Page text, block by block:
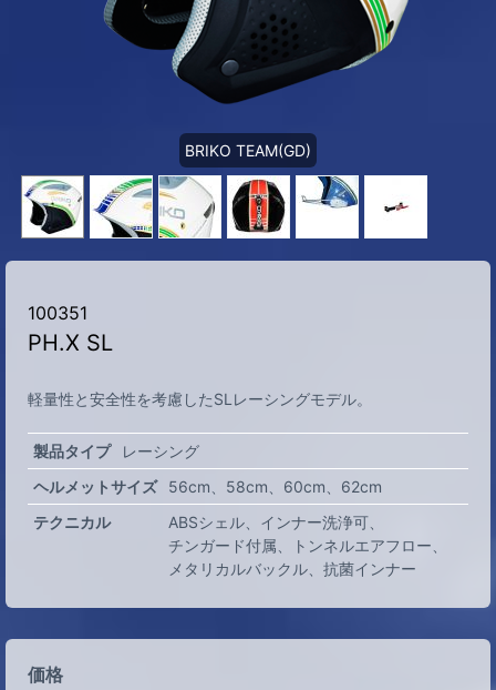
BRIKO TEAM(GD)
100351
PH.X SL
軽量性と安全性を考慮したSLレーシングモデル。
製品タイプ
レーシング
ヘルメットサイズ
56cm 58cm 60cm
62cm
テクニカル
ABSシェル
インナー洗浄可
チンガード付属
トンネルエアフロー
メタリカルバックル
抗菌インナー
価格